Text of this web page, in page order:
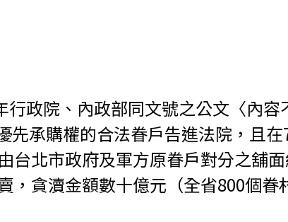
政院、內政部同文號之公文〈內容
承購權的合法眷戶告進法院，且
台北市政府及軍方原眷戶對分之舖
貪瀆金額數十億元（全省800個眷